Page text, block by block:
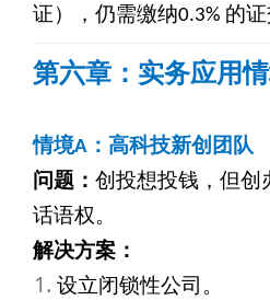
证），仍需缴纳0.3% 的证
第六章：实务应用
情境A：高科技新创团队
问题： 创投想投钱，但创
话语权。
解决方案：
设立闭锁性公司。